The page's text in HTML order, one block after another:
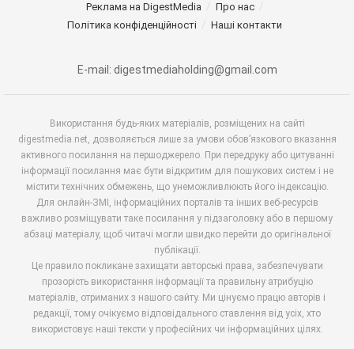
Реклама на DigestMedia
Про нас
Політика конфіденційності
Наші контакти
E-mail: digestmediaholding@gmail.com
Використання будь-яких матеріалів, розміщених на сайті
digestmedia.net, дозволяється лише за умови обов’язкового вказання
активного посилання на першоджерело. При передруку або цитуванні
інформації посилання має бути відкритим для пошукових систем і не
містити технічних обмежень, що унеможливлюють його індексацію.
Для онлайн-ЗМІ, інформаційних порталів та інших веб-ресурсів
важливо розміщувати таке посилання у підзаголовку або в першому
абзаці матеріалу, щоб читачі могли швидко перейти до оригінальної
публікації.
Це правило покликане захищати авторські права, забезпечувати
прозорість використання інформації та правильну атрибуцію
матеріалів, отриманих з нашого сайту. Ми цінуємо працю авторів і
редакції, тому очікуємо відповідального ставлення від усіх, хто
використовує наші тексти у професійних чи інформаційних цілях.